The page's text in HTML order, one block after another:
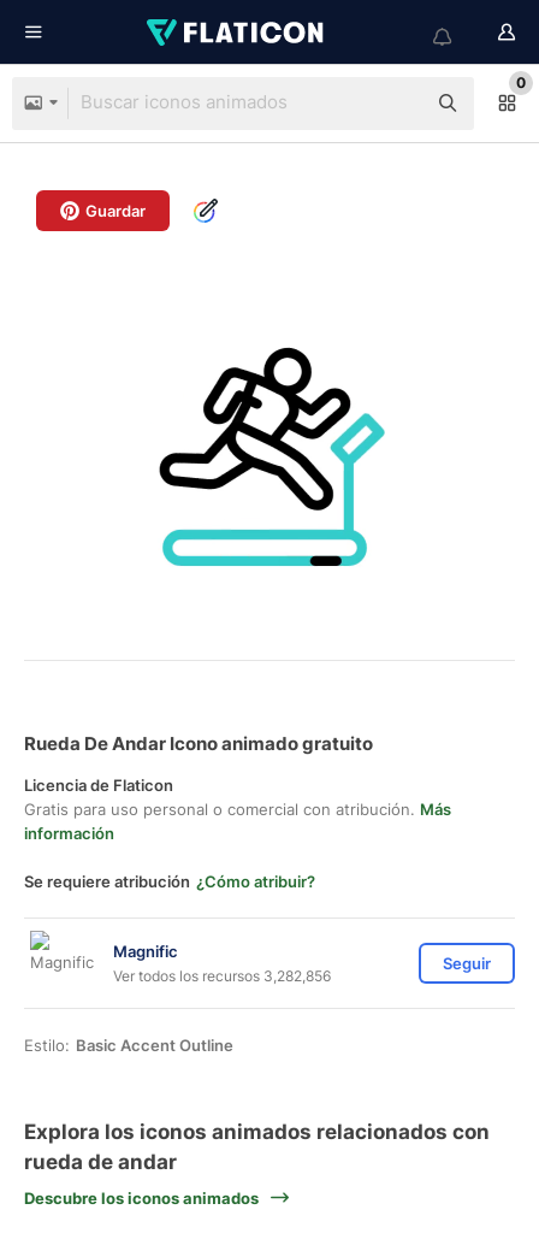
0
Guardar
Rueda De Andar Icono animado gratuito
Licencia de Flaticon
Gratis para uso personal o comercial con atribución. Más
información
Se requiere atribución ¿Cómo atribuir?
Magnific
Ver todos los recursos 3,282,856
Seguir
Estilo: Basic Accent Outline
Explora los iconos animados relacionados con
rueda de andar
Descubre los iconos animados